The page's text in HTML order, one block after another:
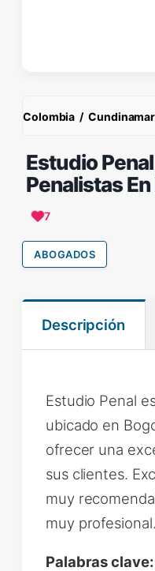
Colombia /
Estudio
Penalistas
7
ABOGADOS
Descripción
Estudio Penal
ubicado en
ofrecer una
sus clientes.
muy
muy profesional.
Palabras clave: